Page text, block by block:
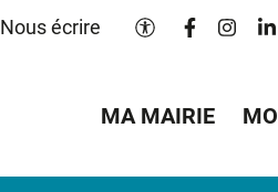
Nous écrire Paramètres
Lien vers
Lien
MA MAIRIE